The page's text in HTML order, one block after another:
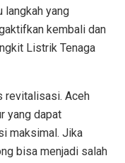
langkah yang
kembali dan
Listrik Tenaga
revitalisasi. Aceh
yang dapat
maksimal. Jika
bisa menjadi salah